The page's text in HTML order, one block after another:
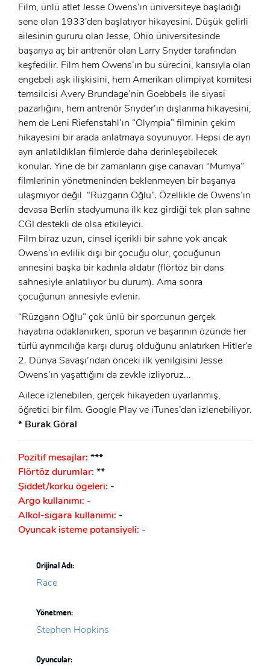
x
GIRIŞ YAP
E-Posta:
Şifre:
Şifremi Unuttum ?
GIRIŞ
Ad Soyad:
E-Posta:
Şifre:
ÜYE OL
GIRIŞ
Film, ünlü atlet Jesse Owens’ın üniversiteye başladığı
sene olan 1933’den başlatıyor hikayesini. Düşük gelirli
ailesinin gururu olan Jesse, Ohio üniversitesinde
başarıya aç bir antrenör olan Larry Snyder tarafından
keşfedilir. Film hem Owens’ın bu sürecini, karısıyla olan
engebeli aşk ilişkisini, hem Amerikan olimpiyat komitesi
temsilcisi Avery Brundage’nin Goebbels ile siyasi
pazarlığını, hem antrenör Snyder’ın dışlanma hikayesini,
hem de Leni Riefenstahl’ın “Olympia” filminin çekim
hikayesini bir arada anlatmaya soyunuyor. Hepsi de ayrı
ayrı anlatıldıkları filmlerde daha derinleşebilecek
konular. Yine de bir zamanların gişe canavarı “Mumya”
filmlerinin yönetmeninden beklenmeyen bir başarıya
ulaşmıyor değil “Rüzgarın Oğlu”. Özellikle de Owens’ın
devasa Berlin stadyumuna ilk kez girdiği tek plan sahne
CGI destekli de olsa etkileyici.
Film biraz uzun, cinsel içerikli bir sahne yok ancak
Owens’ın evlilik dışı bir çocuğu olur, çocuğunun
annesini başka bir kadınla aldatır (flörtöz bir dans
sahnesiyle anlatılıyor bu durum). Ama sonra
çocuğunun annesiyle evlenir.
“Rüzgarın Oğlu” çok ünlü bir sporcunun gerçek
hayatına odaklanırken, sporun ve başarının özünde her
türlü ayrımcılığa karşı duruş olduğunu anlatırken Hitler’e
2. Dünya Savaşı’ndan önceki ilk yenilgisini Jesse
Owens’ın yaşattığını da zevkle izliyoruz...
Ailece izlenebilen, gerçek hikayeden uyarlanmış,
öğretici bir film. Google Play ve iTunes’dan izlenebiliyor.
* Burak Göral
Pozitif mesajlar: ***
Flörtöz durumlar: **
Şiddet/korku ögeleri: -
Argo kullanımı: -
Alkol-sigara kullanımı: -
Oyuncak isteme potansiyeli: -
Orijinal Adı:
Race
Yönetmen:
Stephen Hopkins
Oyuncular: